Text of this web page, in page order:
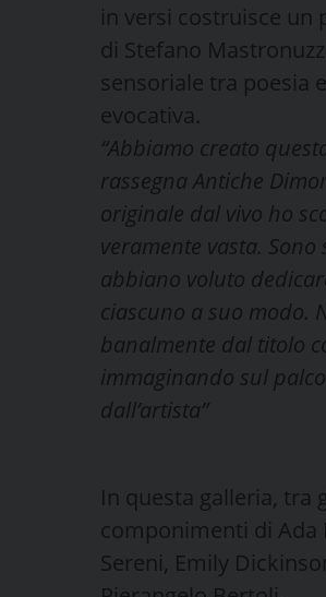
in versi costruisce un
di Stefano
sensoriale tra poesia
evocativa.
“Abbiamo creato
rassegna Antiche
originale dal vivo ho
veramente vasta.
abbiano voluto
ciascuno a suo modo.
banalmente dal titolo
immaginando sul
dall’artista”
In questa galleria, tra
componimenti di Ada
Sereni, Emily